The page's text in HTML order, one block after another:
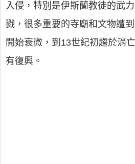
入侵，特別是伊斯蘭教徒的武
戮，很多重要的寺廟和文物遭
開始衰微，到13世紀初趨於消
有復興。